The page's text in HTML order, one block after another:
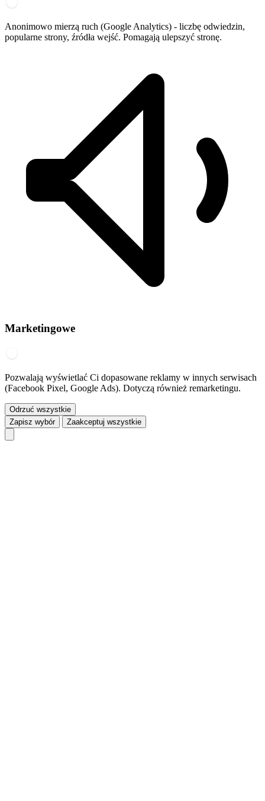
Anonimowo mierzą ruch (Google Analytics) - liczbę odwiedzin,
popularne strony, źródła wejść. Pomagają ulepszyć stronę.
Marketingowe
Pozwalają wyświetlać Ci dopasowane reklamy w innych serwisach
(Facebook Pixel, Google Ads). Dotyczą również remarketingu.
Odrzuć wszystkie
Zapisz wybór
Zaakceptuj wszystkie